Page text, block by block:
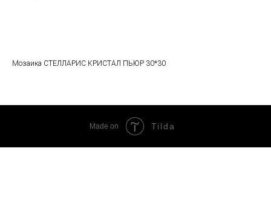
Мозаика СТЕЛЛАРИС КРИСТАЛ ПЬЮР 30*30
Made on Tilda